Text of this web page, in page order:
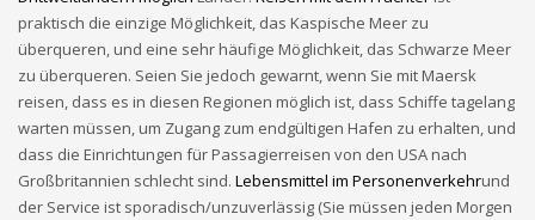
praktisch die einzige Möglichkeit, das Kaspische Meer zu
überqueren, und eine sehr häufige Möglichkeit, das Schwarze Meer
zu überqueren. Seien Sie jedoch gewarnt, wenn Sie mit Maersk
reisen, dass es in diesen Regionen möglich ist, dass Schiffe tagelang
warten müssen, um Zugang zum endgültigen Hafen zu erhalten, und
dass die Einrichtungen für Passagierreisen von den USA nach
Großbritannien schlecht sind. Lebensmittel im Personenverkehrund
der Service ist sporadisch/unzuverlässig (Sie müssen jeden Morgen